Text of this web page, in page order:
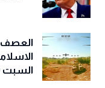
العصف
السبت 9-5-2026